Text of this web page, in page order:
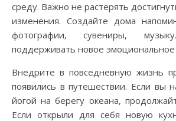
среду. Важно не растерять
изменения. Создайте дома
фотографии, сувениры,
поддерживать новое эмоциональное
Внедрите в повседневную жизнь
появились в путешествии. Если вы
йогой на берегу океана,
Если открыли для себя новую